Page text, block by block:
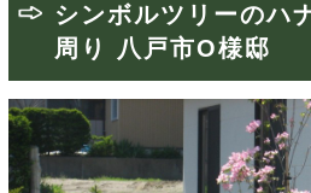
シンボルツリーのハ
周り 八戸市O様邸